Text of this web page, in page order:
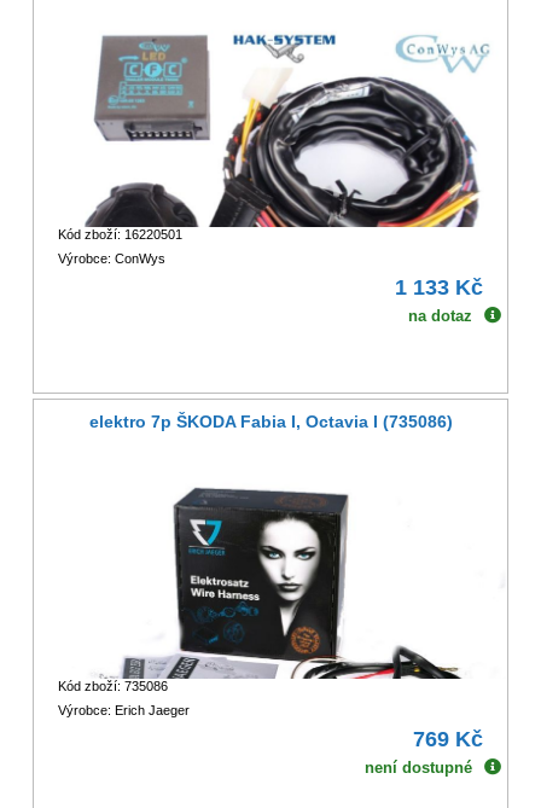
Kód zboží: 16220501
Výrobce: ConWys
1 133 Kč
na dotaz
elektro 7p ŠKODA Fabia I, Octavia I (735086)
Kód zboží: 735086
Výrobce: Erich Jaeger
769 Kč
není dostupné